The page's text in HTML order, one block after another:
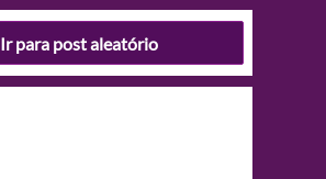
Ir para post aleatório